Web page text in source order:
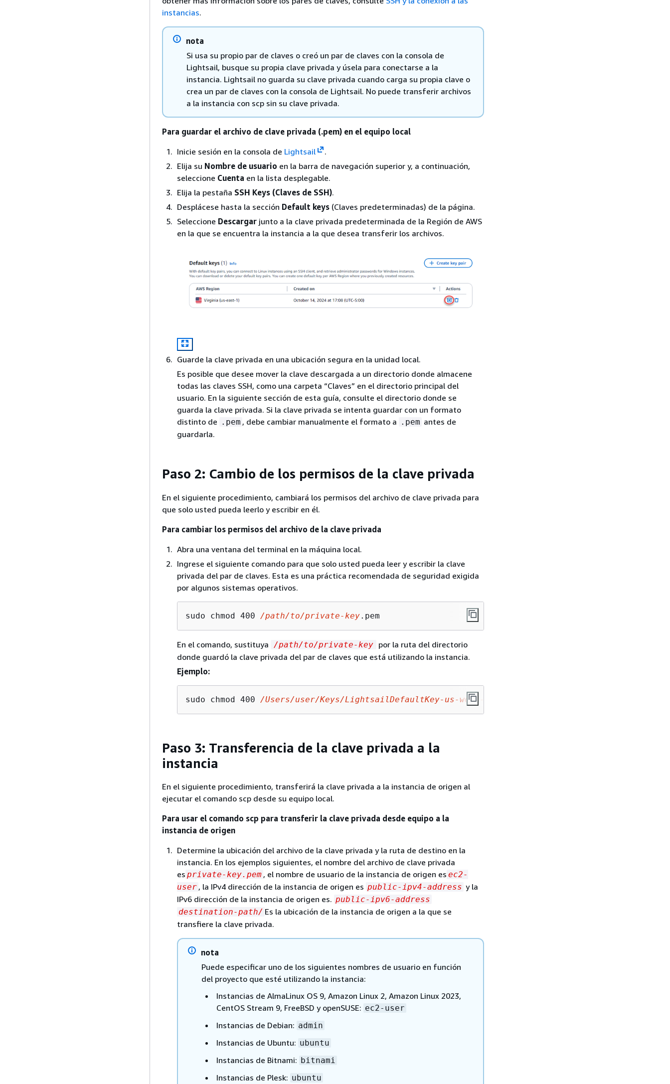
instancias.
nota
Si usa su propio par de claves o creó un par de claves con la consola de
Lightsail, busque su propia clave privada y úsela para conectarse a la
instancia. Lightsail no guarda su clave privada cuando carga su propia clave o
crea un par de claves con la consola de Lightsail. No puede transferir archivos
a la instancia con scp sin su clave privada.
Para guardar el archivo de clave privada (.pem) en el equipo local
Inicie sesión en la consola de Lightsail
.
Elija su Nombre de usuario en la barra de navegación superior y, a continuación,
seleccione Cuenta en la lista desplegable.
Elija la pestaña SSH Keys (Claves de SSH).
Desplácese hasta la sección Default keys (Claves predeterminadas) de la página.
Seleccione Descargar junto a la clave privada predeterminada de la Región de AWS
en la que se encuentra la instancia a la que desea transferir los archivos.
Guarde la clave privada en una ubicación segura en la unidad local.
Es posible que desee mover la clave descargada a un directorio donde almacene
todas las claves SSH, como una carpeta “Claves” en el directorio principal del
usuario. En la siguiente sección de esta guía, consulte el directorio donde se
guarda la clave privada. Si la clave privada se intenta guardar con un formato
distinto de .pem , debe cambiar manualmente el formato a .pem antes de
guardarla.
Paso 2: Cambio de los permisos de la clave privada
En el siguiente procedimiento, cambiará los permisos del archivo de clave privada para
que solo usted pueda leerlo y escribir en él.
Para cambiar los permisos del archivo de la clave privada
Abra una ventana del terminal en la máquina local.
Ingrese el siguiente comando para que solo usted pueda leer y escribir la clave
privada del par de claves. Esta es una práctica recomendada de seguridad exigida
por algunos sistemas operativos.
sudo chmod 400 /path/to/private-key.pem
En el comando, sustituya /path/to/private-key por la ruta del directorio
donde guardó la clave privada del par de claves que está utilizando la instancia.
Ejemplo:
sudo chmod 400 /Users/user/Keys/LightsailDefaultKey-us-west-2
Paso 3: Transferencia de la clave privada a la
instancia
En el siguiente procedimiento, transferirá la clave privada a la instancia de origen al
ejecutar el comando scp desde su equipo local.
Para usar el comando scp para transferir la clave privada desde equipo a la
instancia de origen
Determine la ubicación del archivo de la clave privada y la ruta de destino en la
instancia. En los ejemplos siguientes, el nombre del archivo de clave privada
es private-key.pem , el nombre de usuario de la instancia de origen es ec2-
user , la IPv4 dirección de la instancia de origen es public-ipv4-address y la
IPv6 dirección de la instancia de origen es. public-ipv6-address
destination-path/ Es la ubicación de la instancia de origen a la que se
transfiere la clave privada.
nota
Puede especificar uno de los siguientes nombres de usuario en función
del proyecto que esté utilizando la instancia:
Instancias de AlmaLinux OS 9, Amazon Linux 2, Amazon Linux 2023,
CentOS Stream 9, FreeBSD y openSUSE: ec2-user
Instancias de Debian: admin
Instancias de Ubuntu: ubuntu
Instancias de Bitnami: bitnami
Instancias de Plesk: ubuntu